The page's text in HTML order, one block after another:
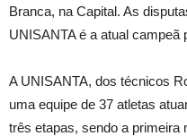
Branca, na Capital. As
UNISANTA é a atual campeã
A UNISANTA, dos técnicos
uma equipe de 37 atletas
três etapas, sendo a primeira